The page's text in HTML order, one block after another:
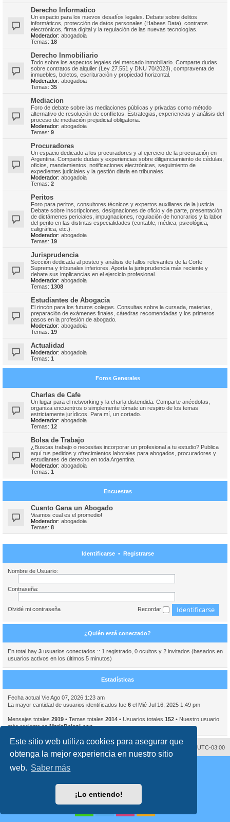
Este sitio web utiliza cookies para asegurar que
obtenga la mejor experiencia en nuestro sitio
web. Saber más
¡Lo entiendo!
Derecho Informatico
Un espacio para los nuevos desafíos legales. Debate sobre delitos
informáticos, protección de datos personales (Habeas Data), contratos
electrónicos, firma digital y la regulación de las nuevas tecnologías.
Moderador: abogadoia
Temas: 18
Derecho Inmobiliario
Todo sobre los aspectos legales del mercado inmobiliario. Comparte dudas
sobre contratos de alquiler (Ley 27.551 y DNU 70/2023), compraventa de
inmuebles, boletos, escrituración y propiedad horizontal.
Moderador: abogadoia
Temas: 35
Mediacion
Foro de debate sobre las mediaciones públicas y privadas como método
alternativo de resolución de conflictos. Estrategias, experiencias y análisis del
proceso de mediación prejudicial obligatoria.
Moderador: abogadoia
Temas: 9
Procuradores
Un espacio dedicado a los procuradores y al ejercicio de la procuración en
Argentina. Comparte dudas y experiencias sobre diligenciamiento de cédulas,
oficios, mandamientos, notificaciones electrónicas, seguimiento de
expedientes judiciales y la gestión diaria en tribunales.
Moderador: abogadoia
Temas: 2
Peritos
Foro para peritos, consultores técnicos y expertos auxiliares de la justicia.
Debate sobre inscripciones, designaciones de oficio y de parte, presentación
de dictámenes periciales, impugnaciones, regulación de honorarios y la labor
del perito en las distintas especialidades (contable, médica, psicológica,
caligráfica, etc.).
Moderador: abogadoia
Temas: 19
Jurisprudencia
Sección dedicada al posteo y análisis de fallos relevantes de la Corte
Suprema y tribunales inferiores. Aporta la jurisprudencia más reciente y
debate sus implicancias en el ejercicio profesional.
Moderador: abogadoia
Temas: 1308
Estudiantes de Abogacia
El rincón para los futuros colegas. Consultas sobre la cursada, materias,
preparación de exámenes finales, cátedras recomendadas y los primeros
pasos en la profesión de abogado.
Moderador: abogadoia
Temas: 19
Actualidad
Moderador: abogadoia
Temas: 1
Foros Generales
Charlas de Cafe
Un lugar para el networking y la charla distendida. Comparte anécdotas,
organiza encuentros o simplemente tómate un respiro de los temas
estrictamente jurídicos. Para mí, un cortado.
Moderador: abogadoia
Temas: 12
Bolsa de Trabajo
¿Buscas trabajo o necesitas incorporar un profesional a tu estudio? Publica
aquí tus pedidos y ofrecimientos laborales para abogados, procuradores y
estudiantes de derecho en toda Argentina.
Moderador: abogadoia
Temas: 1
Encuestas
Cuanto Gana un Abogado
Veamos cual es el promedio!
Moderador: abogadoia
Temas: 8
Identificarse• Registrarse
Nombre de Usuario:
Contraseña:
Olvidé mi contraseña Recordar
¿Quién está conectado?
En total hay 3 usuarios conectados :: 1 registrado, 0 ocultos y 2 invitados (basados en
usuarios activos en los últimos 5 minutos)
Estadísticas
Fecha actual Vie Ago 07, 2026 1:23 am
La mayor cantidad de usuarios identificados fue 6 el Mié Jul 16, 2025 1:49 pm
Mensajes totales 2919 • Temas totales 2014 • Usuarios totales 152 • Nuestro usuario
más reciente esMariaBelenLeon
Todos los horarios son UTC-03:00
Borrar cookies
Desarrollado por
® Forum Software © phpBB Limited
Traducción al español porphpBB España
Condiciones